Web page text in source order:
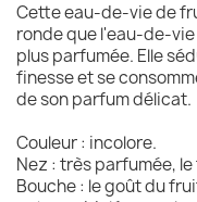
Cette eau-de-vie de
ronde que l'eau-de-
plus parfumée. Elle
finesse et se
de son parfum délicat.
Couleur : incolore.
Nez : très parfumée,
Bouche : le goût du